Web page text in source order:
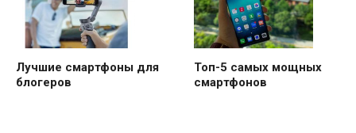
Лучшие смартфоны для
блогеров
Топ-5 самых мощных
смартфонов